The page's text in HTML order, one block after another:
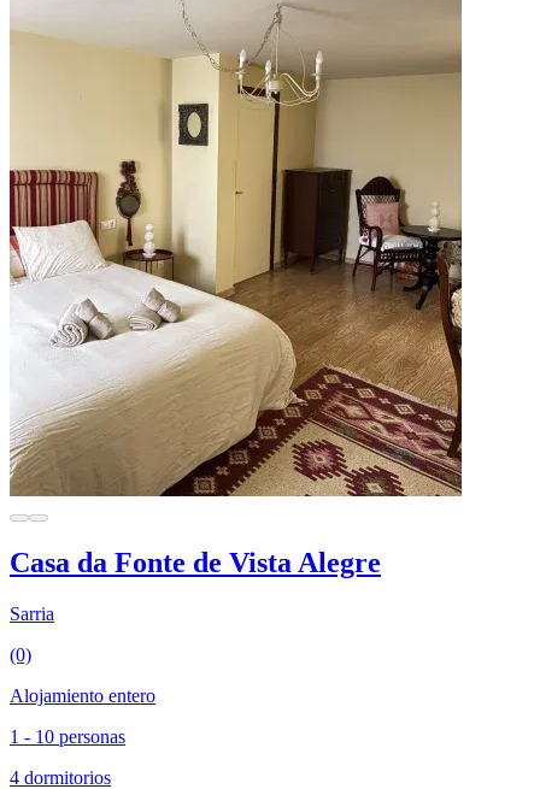
Casa da Fonte de Vista Alegre
Sarria
(0)
Alojamiento entero
1 - 10 personas
4 dormitorios